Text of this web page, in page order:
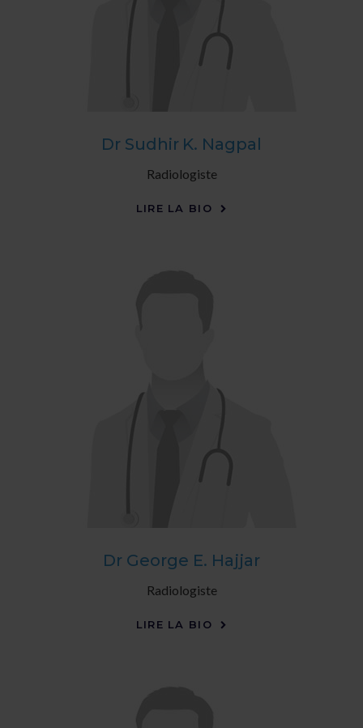
Dr Sudhir K. Nagpal
Radiologiste
LIRE LA BIO
Dr George E. Hajjar
Radiologiste
LIRE LA BIO